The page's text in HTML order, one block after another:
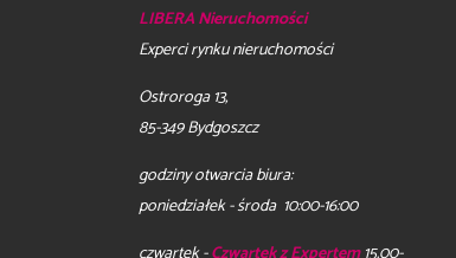
LIBERA Nieruchomości
Experci rynku nieruchomości
Ostroroga 13,
85-349 Bydgoszcz
godziny otwarcia biura:
poniedziałek - środa 10:00-16:00